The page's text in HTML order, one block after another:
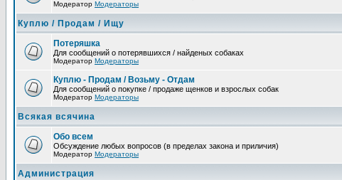
Модератор Модераторы
Куплю / Продам / Ищу
Потеряшка
Для сообщений о потерявшихся / найденых собаках
Модератор Модераторы
Куплю - Продам / Возьму - Отдам
Для сообщений о покупке / продаже щенков и взрослых собак
Модератор Модераторы
Всякая всячина
Обо всем
Обсуждение любых вопросов (в пределах закона и приличия)
Модератор Модераторы
Администрация